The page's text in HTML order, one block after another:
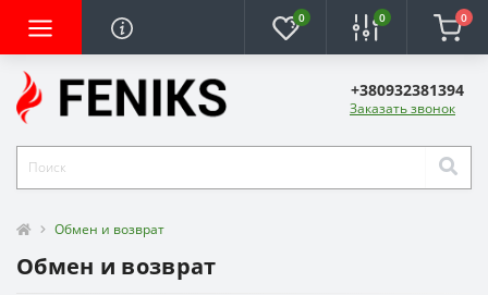
0 0 0
+380932381394
Заказать звонок
Обмен и возврат
Обмен и возврат